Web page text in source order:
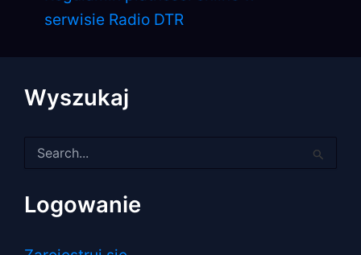
serwisie Radio DTR
Wyszukaj
dla:
Logowanie